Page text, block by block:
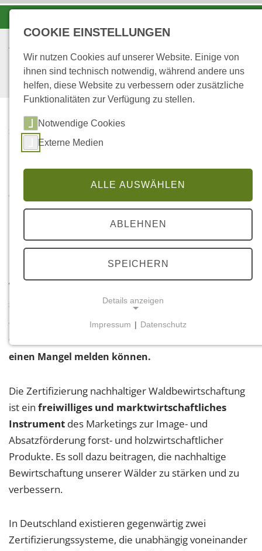
STARTSEITE
...
ZERTIFIZIERUNG
Zertifizierung
Wenn Sie bei Ihrem Waldbesuch auf ein Hindernis
stoßen, lassen Sie es uns gerne wissen. Wenn Sie
auf das Logo des WaldEcho klicken, werden Sie auf
eine Seite weitergeleitet, wo Sie georeferenziert
einen Mangel melden können.
Die Zertifizierung nachhaltiger Waldbewirtschaftung
ist ein freiwilliges und marktwirtschaftliches
Instrument des Marketings zur Image- und
Absatzförderung forst- und holzwirtschaftlicher
Produkte. Es soll dazu beitragen, die nachhaltige
Bewirtschaftung unserer Wälder zu stärken und zu
verbessern.
In Deutschland existieren gegenwärtig zwei
Zertifizierungssysteme, die unabhängig voneinander
COOKIE EINSTELLUNGEN
Wir nutzen Cookies auf unserer Website. Einige von
ihnen sind technisch notwendig, während andere uns
helfen, diese Website zu verbessern oder zusätzliche
Funktionalitäten zur Verfügung zu stellen.
Notwendige Cookies
Externe Medien
ALLE AUSWÄHLEN
ABLEHNEN
SPEICHERN
Details anzeigen
Notwendige Cookies ermöglichen grundlegende
Einverständnis-Cookie
cookie_consent
Dieser Cookie speichert die ausgewählten
Einverständnis-Optionen des Benutzers
1 Jahr
Impressum | Datenschutz